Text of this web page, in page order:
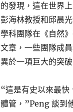
的發現，這在世界
彭海林教授和邱晨
學科團隊在《自然
文章，一些團隊成
異於一項巨大的突破
“這是有史以來最快
體管，”Peng 談到